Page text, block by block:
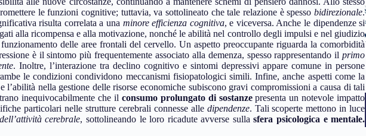
le funzioni cognitive; tuttavia, va sottolineato che tale relazione è spessobidirezionale.
risulta correlata a una minore efficienza cognitiva, e viceversa. Anche le dipendenze si
alla ricompensa e alla motivazione, nonché le abilità nel controllo degli impulsi e nel giudizio
delle aree frontali del cervello. Un aspetto preoccupante riguarda la comorbidità
è il sintomo più frequentemente associato alla demenza, spesso rappresentando ilprimo
. Inoltre, l’interazione tra declino cognitivo e sintomi depressivi appare comune in persone
le condizioni condividono meccanismi fisiopatologici simili. Infine, anche aspetti come la
l’abilità nella gestione delle risorse economiche subiscono gravi compromissioni a causa di tali
inequivocabilmente che il consumo prolungato di sostanzepresenta un notevole impatto
particolari nelle strutture cerebrali connesse alle dipendenze. Tali scoperte mettono in luce
cerebrale, sottolineando le loro ricadute avverse sullasfera psicologica e mentale.